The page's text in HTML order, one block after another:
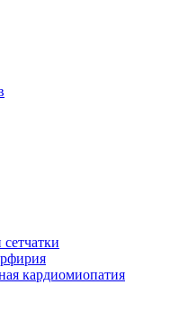
кардиомиопатия